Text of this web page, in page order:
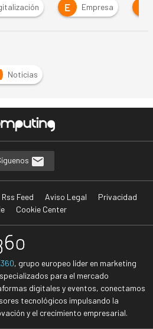
E Empresa
Noticias
Rss Feed Aviso Legal
Privacidad
Cookie Center
, grupo europeo líder en marketing
para el mercado
digitales y eventos, conectamos
tecnológicos impulsando la
y el crecimiento empresarial.